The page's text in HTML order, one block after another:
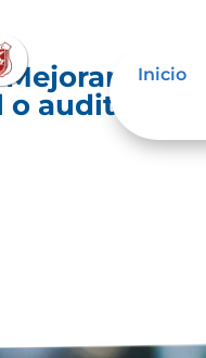
Inicio
auditoría